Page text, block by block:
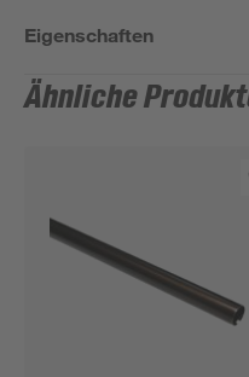
Eigenschaften
Ähnliche